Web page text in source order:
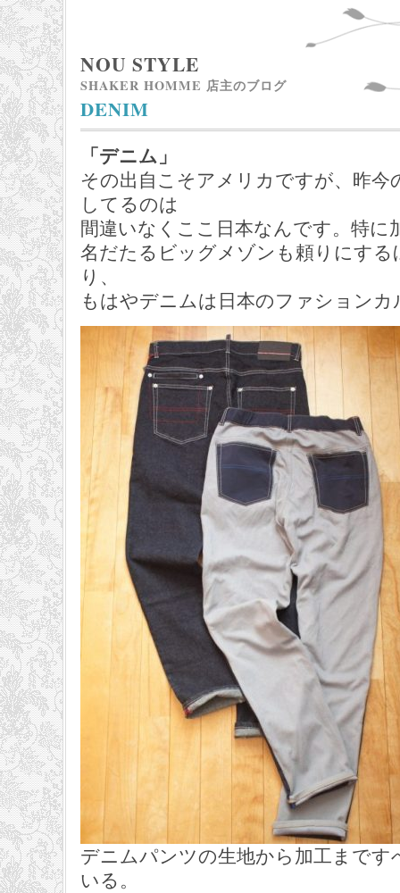
NOU STYLE
SHAKER HOMME 店主のブログ
DENIM
「デニム」
その出自こそアメリカですが、昨今
してるのは
間違いなくここ日本なんです。特に
名だたるビッグメゾンも頼りにす
り、
もはやデニムは日本のファション
デニムパンツの生地から加工まで
いる。